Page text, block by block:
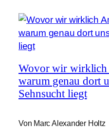
Wovor wir wirklich
warum genau dort
Sehnsucht liegt
Von Marc Alexander Holtz